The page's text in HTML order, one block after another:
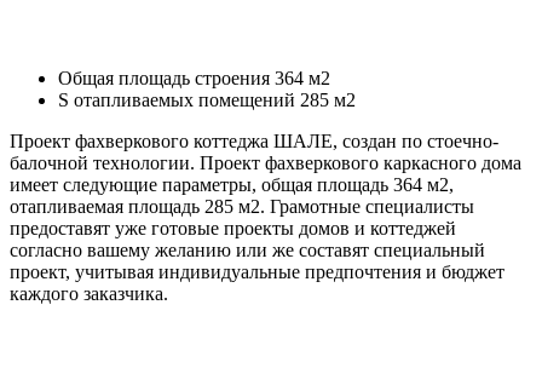
Общая площадь строения 364 м2
S отапливаемых помещений 285 м2
Проект фахверкового коттеджа ШАЛЕ, создан по стоечно-
балочной технологии. Проект фахверкового каркасного дома
имеет следующие параметры, общая площадь 364 м2,
отапливаемая площадь 285 м2. Грамотные специалисты
предоставят уже готовые проекты домов и коттеджей
согласно вашему желанию или же составят специальный
проект, учитывая индивидуальные предпочтения и бюджет
каждого заказчика.